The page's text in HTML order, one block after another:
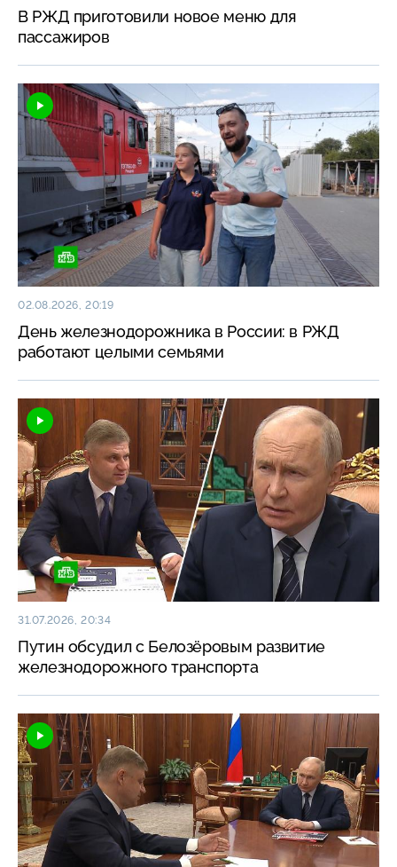
В РЖД приготовили новое меню для
пассажиров
02.08.2026, 20:19
День железнодорожника в России: в РЖД
работают целыми семьями
31.07.2026, 20:34
Путин обсудил с Белозёровым развитие
железнодорожного транспорта